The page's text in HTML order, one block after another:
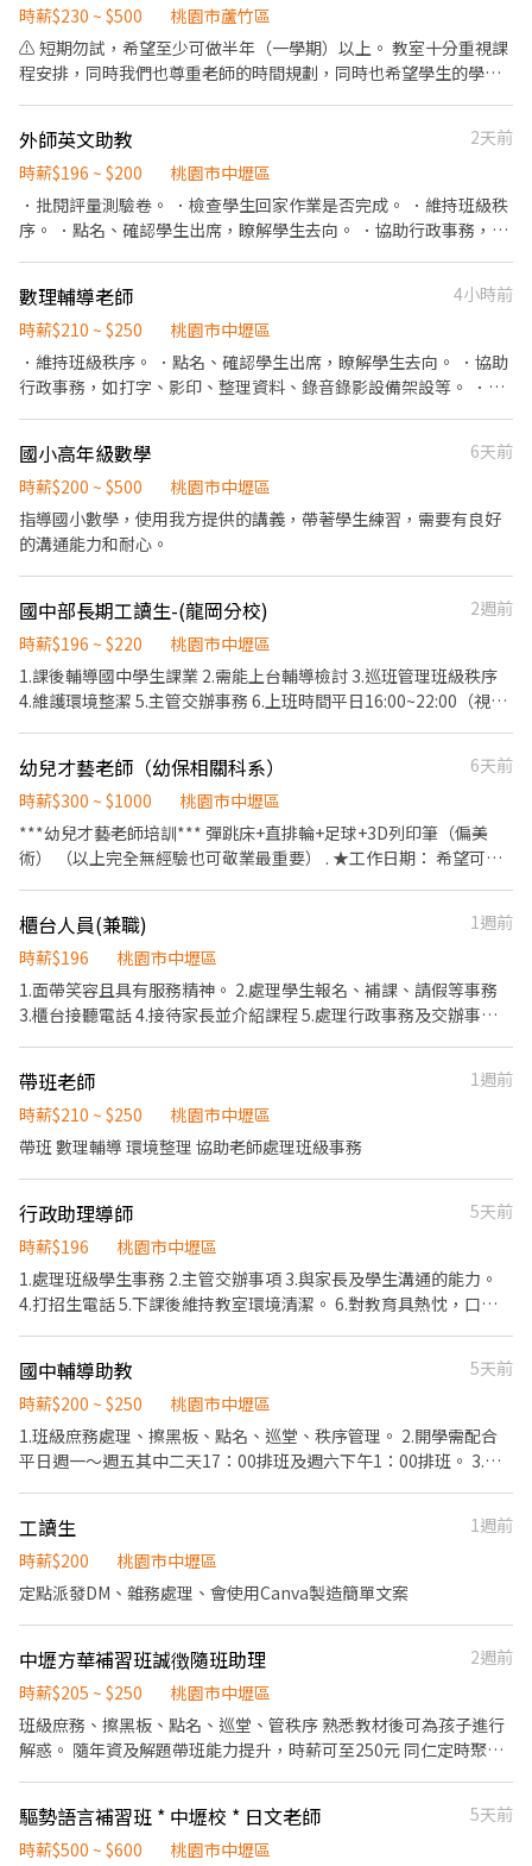
$210 ~ $240 /H ⏰ 早短： 11:00 - 15:00： $215 ~ $230 /H （黃金 4
(16:00-01:00)： $230 ~ $280 /H 🌙 夜10 (23:00-08:00)： $245 ~
$300 /H 👇 名額跑很快，直接聯絡江江卡位： 💬 L I N E ID：
@444pnddy （⚠️ 江江好友已滿，搜尋時前面一定要加 @ 才能加官
線時間 早班： 08:00~17:00 晚班1：12：00~21：00 晚班2：17：
00~21：00時段可談 平均約50～80K ✅ 領薪彈性：每月15號準時發
薪（可匯款/領現），亦可配合【每週領薪】，週週有錢花！
有缺額（龜山區、桃園區、蘆竹區、中壢區、平鎮區、八德區...等）
點擊立即應徵，私訊告知小編你想送哪一區，馬上幫你保留就近站
點！ ━━━━━━━━━━━━━━━━━ 📩 【火速卡位應徵流
程】 ➊ 點擊填寫廠商制式履歷（1分鐘完成，快速安排送審）： 👉
https://reurl.cc/V292KN 🔒 【隱私防線】個資僅供廠商審核，敏感
欄位（身分證/詳細地址）錄取前皆可先不填！ ➋加入留言： 👉
https://lin.ee/OBnhVN5 私訊留下 ⌜姓名+電話 +應徵蝦皮外送」💥
時薪$230 ~ $500
桃園市蘆竹區
⚠️ 短期勿試，希望至少可做半年（一學期）以上。 教室十分重視課
程安排，同時我們也尊重老師的時間規劃，同時也希望學生的學習
工作時間】 ✦ 每堂課90分鐘 ✦ 您只需提供您方便排課的時間，若有
學生符合您的時段即可安排上課 【🔆工作優勢】 ✦ 不需自備教材 ✦
不需對接家長 ✦ 課程規劃有專人協助 ✦ 專業的課程培訓 ✦ 會提供
教材方便您備課 ✦ 提供固定且整潔的授課環境，無須來回奔波 ✦ 教
授課狀況而定) 國小：時薪230~290元 國中：時薪240~310元 高
中：時薪350~500元 寒暑假小團班報酬：時薪700~800元 ✦ 有經驗
者可詳談 ✦ 半年後表現優良者視情況調整薪資 ✦ 外縣市工作者，一
天若３堂課以上，會補貼車馬費 · ˚ * 。ॱ ˚ 🌻歡迎無教學經驗但具
有教學熱情的您🌻 ˚ * 。ॱ ˚
外師英文助教
2天前
時薪$196 ~ $200
桃園市中壢區
．批閱評量測驗卷。 ．檢查學生回家作業是否完成。 ．維持班級秩
序。 ．點名、確認學生出席，瞭解學生去向。 ．協助行政事務，如
數理輔導老師
4小時前
時薪$210 ~ $250
桃園市中壢區
．維持班級秩序。 ．點名、確認學生出席，瞭解學生去向。 ．協助
行政事務，如打字、影印、整理資料、錄音錄影設備架設等。 ．維
國小高年級數學
6天前
時薪$200 ~ $500
桃園市中壢區
指導國小數學，使用我方提供的講義，帶著學生練習，需要有良好
的溝通能力和耐心。
國中部長期工讀生-(龍岡分校)
2週前
時薪$196 ~ $220
桃園市中壢區
1.課後輔導國中學生課業 2.需能上台輔導檢討 3.巡班管理班級秩序
4.維護環境整潔 5.主管交辦事務 6.上班時間平日16:00~22:00（視情
幼兒才藝老師（幼保相關科系）
6天前
時薪$300 ~ $1000
桃園市中壢區
***幼兒才藝老師培訓*** 彈跳床+直排輪+足球+3D列印筆（偏美
術） （以上完全無經驗也可敬業最重要） . ★工作日期： 希望可長
佳） *跟課助教一堂300元 正式助教一堂400元 *培訓成老師一堂最
低500元，視人數可到1200（面試可以給看薪資單公開透明） ★工
作地點︰桃園全區都有 （騎機車佳，離桃園都不遠） 桃園市政府 桃
園後站 桃園大竹 中壢市區 青埔高鐵站 ★工作內容： 教導孩童，安
櫃台人員(兼職)
1週前
時薪$196
桃園市中壢區
1.面帶笑容且具有服務精神。 2.處理學生報名、補課、請假等事務
3.櫃台接聽電話 4.接待家長並介紹課程 5.處理行政事務及交辦事項
帶班老師
1週前
時薪$210 ~ $250
桃園市中壢區
帶班 數理輔導 環境整理 協助老師處理班級事務
行政助理導師
5天前
時薪$196
桃園市中壢區
1.處理班級學生事務 2.主管交辦事項 3.與家長及學生溝通的能力。
4.打招生電話 5.下課後維持教室環境清潔。 6.對教育具熱忱，口齒
國中輔導助教
5天前
時薪$200 ~ $250
桃園市中壢區
1.班級庶務處理、擦黑板、點名、巡堂、秩序管理。 2.開學需配合
平日週一～週五其中二天17：00排班及週六下午1：00排班。 3.寒
工讀生
1週前
時薪$200
桃園市中壢區
定點派發DM、雜務處理、會使用Canva製造簡單文案
中壢方華補習班誠徴隨班助理
2週前
時薪$205 ~ $250
桃園市中壢區
班級庶務、擦黑板、點名、巡堂、管秩序 熟悉教材後可為孩子進行
解惑。 隨年資及解題帶班能力提升，時薪可至250元 同仁定時聚
理化成績好的大加分😇 歡迎一同加入文教打工的行列。
驅勢語言補習班 * 中壢校 * 日文老師
5天前
時薪$500 ~ $600
桃園市中壢區